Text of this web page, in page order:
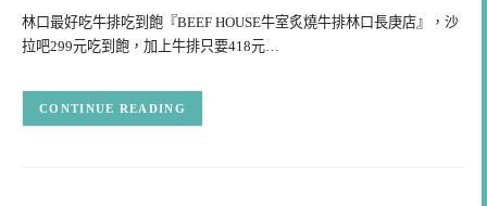
林口最好吃牛排吃到飽『BEEF HOUSE牛室炙燒牛排林口長庚店』，沙
拉吧299元吃到飽，加上牛排只要418元…
CONTINUE READING